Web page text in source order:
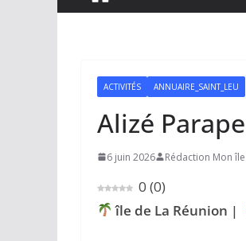
ACTIVITÉS ANNUAIRE_SAINT_LEU
Alizé
6 juin 2026 Rédaction Mon
0 (0)
île de La Réunion |